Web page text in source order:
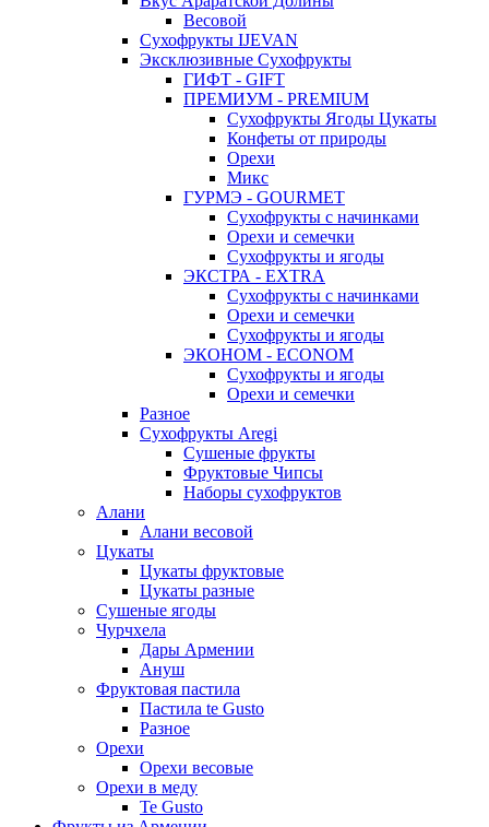
Весовой
Сухофрукты IJEVAN
Эксклюзивные Сухофрукты
ГИФТ - GIFT
ПРЕМИУМ - PREMIUM
Сухофрукты Ягоды Цукаты
Конфеты от природы
Орехи
Микс
ГУРМЭ - GOURMET
Сухофрукты с начинками
Орехи и семечки
Сухофрукты и ягоды
ЭКСТРА - EXTRA
Сухофрукты с начинками
Орехи и семечки
Сухофрукты и ягоды
ЭКОНОМ - ECONOM
Сухофрукты и ягоды
Орехи и семечки
Разное
Сухофрукты Aregi
Сушеные фрукты
Фруктовые Чипсы
Наборы сухофруктов
Алани
Алани весовой
Цукаты
Цукаты фруктовые
Цукаты разные
Сушеные ягоды
Чурчхела
Дары Армении
Ануш
Фруктовая пастила
Пастила te Gusto
Разное
Орехи
Орехи весовые
Орехи в меду
Te Gusto